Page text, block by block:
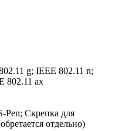
g; IEEE 802.11 n;
802.11 ax
Pen; Скрепка для
отдельно)